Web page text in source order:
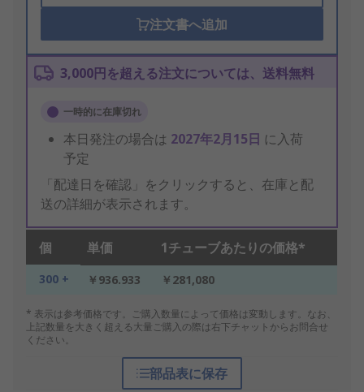
注文書へ追加
3,000円を超える注文については、送料無料
一時的に在庫切れ
本日発注の場合は 2027年2月15日 に入荷
予定
「配達日を確認」をクリックすると、在庫と配
送の詳細が表示されます。
個 単価 1チューブあたりの価格*
300 + ￥936.933 ￥281,080
* 表示は参考価格です。ご購入数量によって価格は変動します。なお、
上記数量を大きく超える大量ご購入の際は右下チャットからお問合せ
ください。
部品表に保存